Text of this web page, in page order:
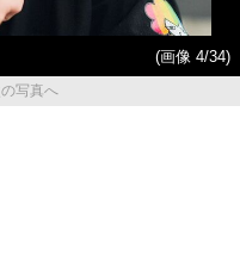
(画像 4/34)
写真へ